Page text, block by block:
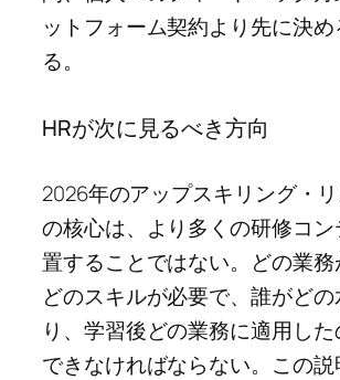
ットフォーム契約より先に決
る。
HRが次に見るべき方向
2026年のアップスキリング・
の核心は、より多くの研修コ
置することではない。どの業務
どのスキルが必要で、誰がど
り、学習後どの業務に適用し
できなければならない。この